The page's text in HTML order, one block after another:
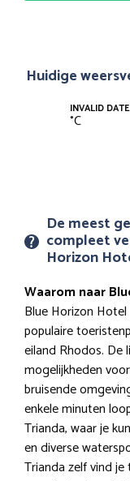
Huidige
INVALID DATE
°C
De meest
compleet
Horizon
Waarom naar
Blue Horizon
populaire
eiland Rhodos.
mogelijkheden
bruisende
enkele minuten
Trianda, waar je
en diverse
Trianda zelf vind